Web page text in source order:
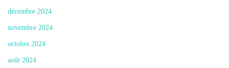
décembre 2024
novembre 2024
octobre 2024
août 2024